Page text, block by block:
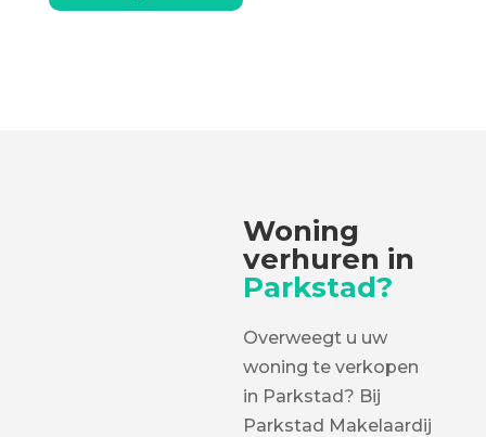
Woning
verhuren in
Parkstad?
Overweegt u uw
woning te verkopen
in Parkstad? Bij
Parkstad Makelaardij